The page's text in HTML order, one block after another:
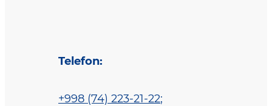
Telefon:
+998 (74) 223-21-22;